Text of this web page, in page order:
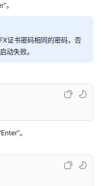
。
证书密码相同的密码，否
动失败。
。